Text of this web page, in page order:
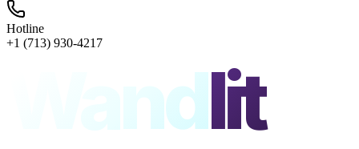
Hotline
+1 (713) 930-4217
Wandlit